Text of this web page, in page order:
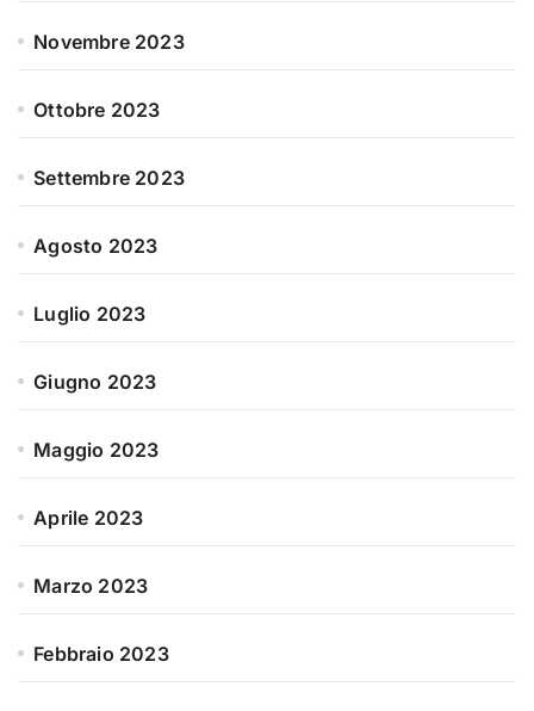
Novembre 2023
Ottobre 2023
Settembre 2023
Agosto 2023
Luglio 2023
Giugno 2023
Maggio 2023
Aprile 2023
Marzo 2023
Febbraio 2023